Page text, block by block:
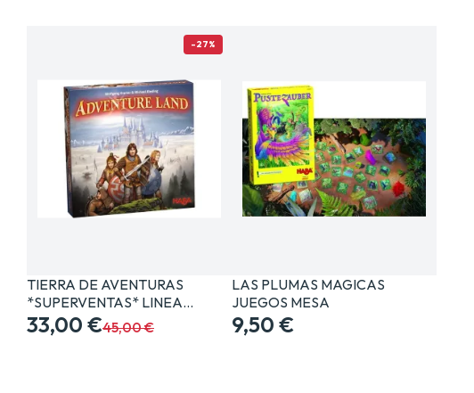
-27%
TIERRA DE AVENTURAS
*SUPERVENTAS* LINEA…
33,00 €45,00 €
LAS PLUMAS MAGICAS
JUEGOS MESA
9,50 €